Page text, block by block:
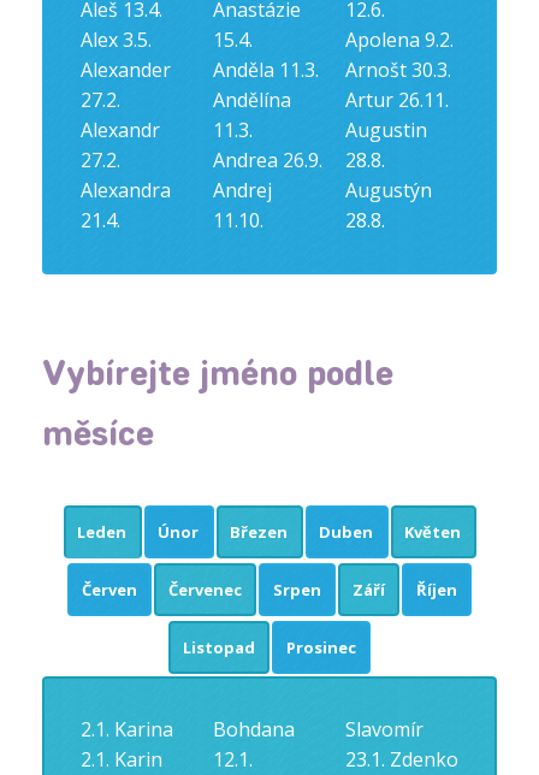
Aleš 13.4.
Alex 3.5.
Alexander
27.2.
Alexandr
27.2.
Alexandra
21.4.
Anastázie
15.4.
Anděla 11.3.
Andělína
11.3.
Andrea 26.9.
Andrej
11.10.
12.6.
Apolena 9.2.
Arnošt 30.3.
Artur 26.11.
Augustin
28.8.
Augustýn
28.8.
Vybírejte jméno podle
měsíce
Leden Únor Březen Duben Květen
Červen Červenec Srpen Září Říjen
Listopad Prosinec
2.1. Karina
2.1. Karin
Bohdana
12.1.
Slavomír
23.1. Zdenko